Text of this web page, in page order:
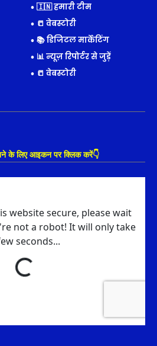
🇮🇳 हमारी टीम
📒 वेबस्टोरी
📚 डिजिटल मार्केटिंग
📊 न्यूज़ रिपोर्टर से जुड़ें
📒 वेबस्टोरी
के लिए आइकन पर क्लिक करें👇